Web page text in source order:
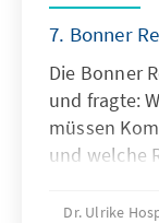
7. Bonner
Die Bonner
und fragte:
müssen
und welche
Dr. Ulrike